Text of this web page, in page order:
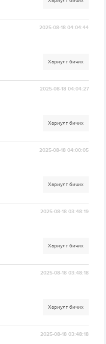
2025-08-18 04:04:44
Хариулт бичих
2025-08-18 04:04:27
Хариулт бичих
2025-08-18 04:00:05
Хариулт бичих
2025-08-18 03:48:19
Хариулт бичих
2025-08-18 03:48:18
Хариулт бичих
2025-08-18 03:48:18